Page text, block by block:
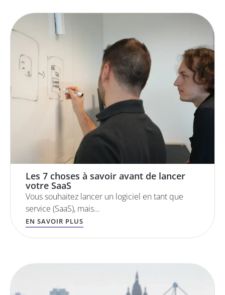
Les 7 choses à savoir avant de lancer
votre SaaS
Vous souhaitez lancer un logiciel en tant que
service (SaaS), mais…
EN SAVOIR PLUS